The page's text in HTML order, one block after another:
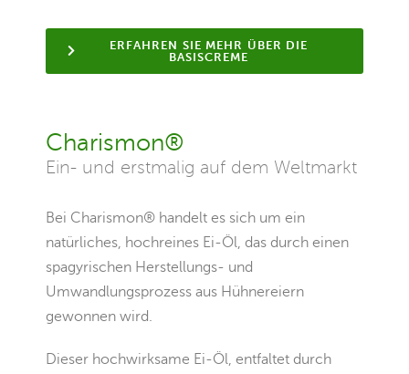
ERFAHREN SIE MEHR ÜBER DIE
BASISCREME
Charismon®
Ein- und erstmalig auf dem Weltmarkt
Bei Charismon® handelt es sich um ein
natürliches, hochreines Ei-Öl, das durch einen
spagyrischen Herstellungs- und
Umwandlungsprozess aus Hühnereiern
gewonnen wird.
Dieser hochwirksame Ei-Öl, entfaltet durch